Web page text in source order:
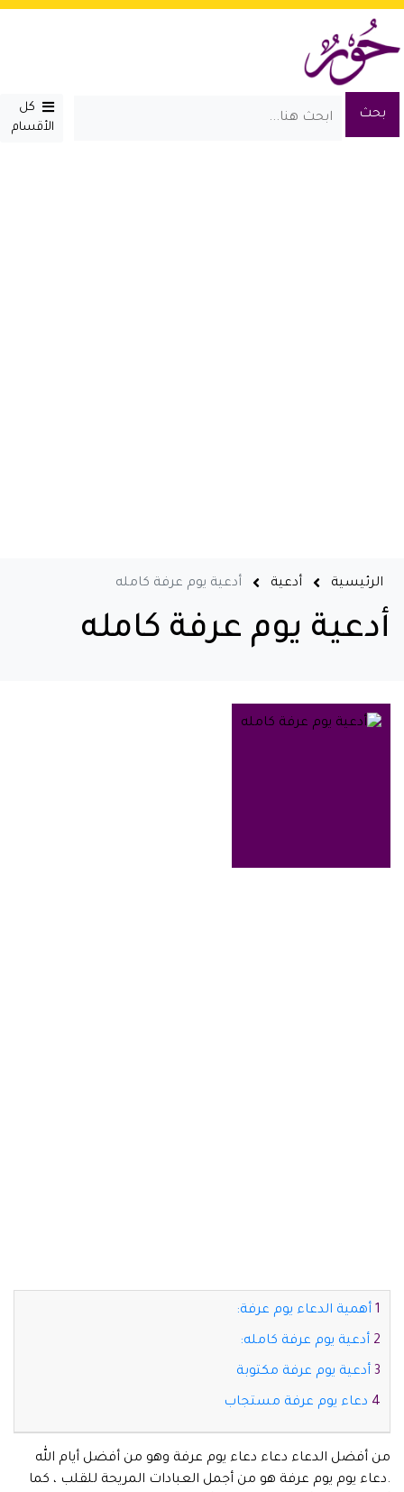
كل
الأقسام
الرئيسية أدعية أدعية يوم عرفة كامله
أدعية يوم عرفة كامله
أهمية الدعاء يوم عرفة:
أدعية يوم عرفة كامله:
أدعية يوم عرفة مكتوبة
دعاء يوم عرفة مستجاب
من أفضل الدعاء دعاء دعاء يوم عرفة وهو من أفضل أيام الله
.دعاء يوم يوم عرفة هو من أجمل العبادات المريحة للقلب ، كما